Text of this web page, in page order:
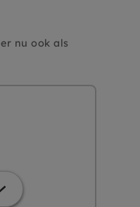
nu ook als